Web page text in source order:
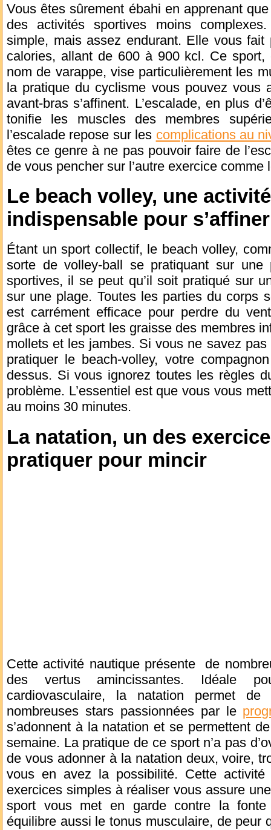
Vous êtes sûrement ébahi en apprenant
des activités sportives moins
simple, mais assez endurant. Elle vous
calories, allant de 600 à 900 kcl. Ce sport,
nom de varappe, vise particulièrement les
la pratique du cyclisme vous pouvez vous
avant-bras s’affinent. L’escalade, en plus
tonifie les muscles des membres
l’escalade repose sur les complications au
êtes ce genre à ne pas pouvoir faire de
de vous pencher sur l’autre exercice comme
Le beach volley, une
indispensable pour s’affiner
Étant un sport collectif, le beach volley,
sorte de volley-ball se pratiquant sur une
sportives, il se peut qu’il soit pratiqué sur
sur une plage. Toutes les parties du corps
est carrément efficace pour perdre du
grâce à cet sport les graisse des membres
mollets et les jambes. Si vous ne savez
pratiquer le beach-volley, votre
dessus. Si vous ignorez toutes les règles
problème. L’essentiel est que vous vous
au moins 30 minutes.
La natation, un des
pratiquer pour mincir
Cette activité nautique présente de
des vertus amincissantes. Idéale
cardiovasculaire, la natation permet
nombreuses stars passionnées par le
s’adonnent à la natation et se permettent
semaine. La pratique de ce sport n’a pas
de vous adonner à la natation deux, voire,
vous en avez la possibilité. Cette
exercices simples à réaliser vous assure
sport vous met en garde contre la
équilibre aussi le tonus musculaire, de peur